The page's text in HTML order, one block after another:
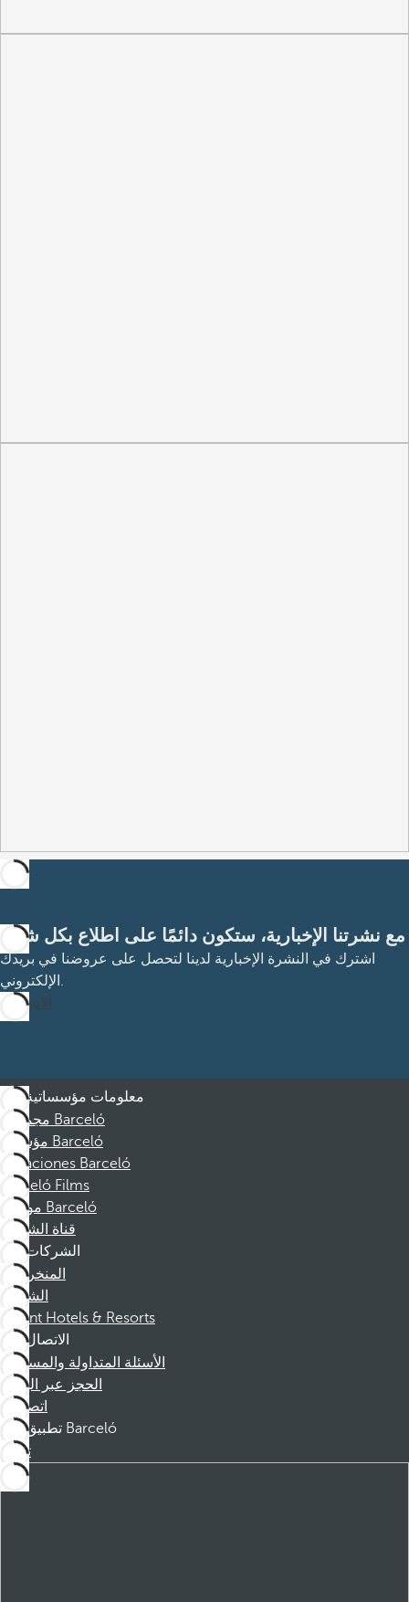
مع نشرتنا الإخبارية، ستكون دائمًا على اطلاع بكل شيء
اشترك في النشرة الإخبارية لدينا لتحصل على عروضنا في بريدك
الإلكتروني.
الاشتراك
معلومات مؤسساتية
مجموعة Barceló
مؤسسة Barceló
Vacaciones Barceló
Barceló Films
موظفو Barceló
قناة الشكوى
الشركات
المنخرطين
الشركاء
Dorint Hotels & Resorts
الاتصال
الأسئلة المتداولة والمساعدة
الحجز عبر الهاتف
اتصل بنا
تطبيق Barceló
تنزيل